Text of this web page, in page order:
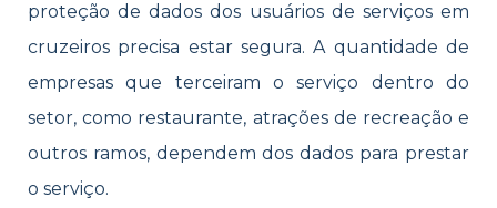
proteção de dados dos usuários de serviços em
cruzeiros precisa estar segura. A quantidade de
empresas que terceiram o serviço dentro do
setor, como restaurante, atrações de recreação e
outros ramos, dependem dos dados para prestar
o serviço.